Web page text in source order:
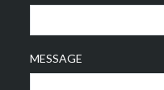
MESSAGE